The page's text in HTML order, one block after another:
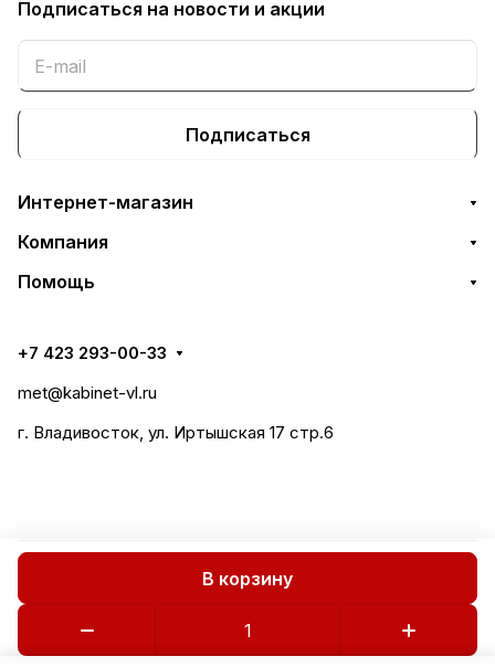
В корзину
Подписаться на новости и акции
Подписаться
Интернет-магазин
Компания
Помощь
+7 423 293-00-33
met@kabinet-vl.ru
г. Владивосток, ул. Иртышская 17 стр.6
Все права защищены 2018-2026 © СтилМет